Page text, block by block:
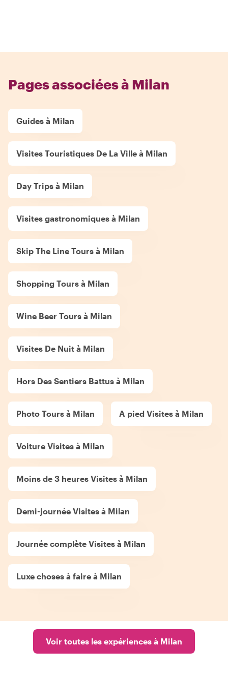
Pages associées à Milan
Guides à Milan
Visites Touristiques De La Ville à Milan
Day Trips à Milan
Visites gastronomiques à Milan
Skip The Line Tours à Milan
Shopping Tours à Milan
Wine Beer Tours à Milan
Visites De Nuit à Milan
Hors Des Sentiers Battus à Milan
Photo Tours à Milan A pied Visites à Milan
Voiture Visites à Milan
Moins de 3 heures Visites à Milan
Demi-journée Visites à Milan
Journée complète Visites à Milan
Luxe choses à faire à Milan
Voir toutes les expériences à Milan